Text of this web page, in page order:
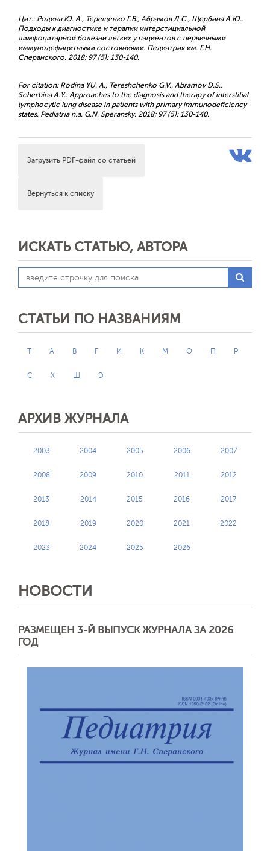
Цит.: Родина Ю. А., Терещенко Г.В., Абрамов Д.С., Щербина А.Ю..
Подходы к диагностике и терапии интерстициальной
лимфоцитарной болезни легких у пациентов с первичными
иммунодефицитными состояниями. Педиатрия им. Г.Н.
Сперанского. 2018; 97 (5): 130-140.
For citation: Rodina YU. A., Tereshchenko G.V., Abramov D.S.,
Scherbina А.Y.. Approaches to the diagnosis and therapy of interstitial
lymphocytic lung disease in patients with primary immunodeficiency
states. Pediatria n.a. G.N. Speransky. 2018; 97 (5): 130-140.
Загрузить PDF-файл со статьей
Вернуться к списку
ИСКАТЬ СТАТЬЮ, АВТОРА
СТАТЬИ ПО НАЗВАНИЯМ
T А В Г И К М О П Р
С Х Ш Э
АРХИВ ЖУРНАЛА
2003 2004 2005 2006 2007
2008 2009 2010 2011 2012
2013 2014 2015 2016 2017
2018 2019 2020 2021 2022
2023 2024 2025 2026
НОВОСТИ
РАЗМЕЩЕН 3-Й ВЫПУСК ЖУРНАЛА ЗА 2026
ГОД